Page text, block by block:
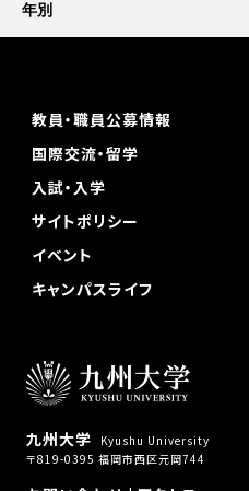
年別
九州大学
Kyushu University
〒819-0395 福岡市西区元岡744
教員・職員公募情報
国際交流・留学
入試・入学
サイトポリシー
イベント
キャンパスライフ